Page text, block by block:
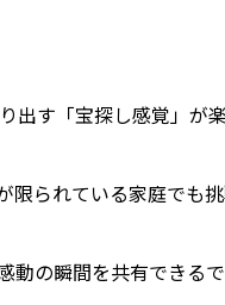
出す「宝探し感覚」が
限られている家庭でも
動の瞬間を共有できる